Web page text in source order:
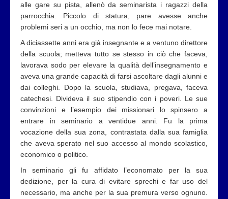
alle gare su pista, allenò da seminarista i ragazzi della
parrocchia. Piccolo di statura, pare avesse anche
problemi seri a un occhio, ma non lo fece mai notare.
A diciassette anni era già insegnante e a ventuno direttore
della scuola; metteva tutto se stesso in ciò che faceva,
lavorava sodo per elevare la qualità dell’insegnamento e
aveva una grande capacità di farsi ascoltare dagli alunni e
dai colleghi. Dopo la scuola, studiava, pregava, faceva
catechesi. Divideva il suo stipendio con i poveri. Le sue
convinzioni e l’esempio dei missionari lo spinsero a
entrare in seminario a ventidue anni. Fu la prima
vocazione della sua zona, contrastata dalla sua famiglia
che aveva sperato nel suo accesso al mondo scolastico,
economico o politico.
In seminario gli fu affidato l’economato per la sua
dedizione, per la cura di evitare sprechi e far uso del
necessario, ma anche per la sua premura verso ognuno.